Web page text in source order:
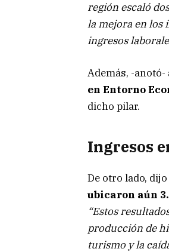
región escaló
la mejora en los
ingresos
Además, -anotó-
en Entorno
dicho pilar.
Ingresos
De otro lado,
ubicaron aún
“Estos
producción de
turismo y la